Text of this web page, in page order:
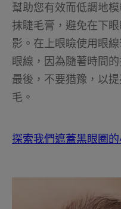
幫助您有效而低調地
抹睫毛膏，避免在下
影。在上眼瞼使用眼
眼線，因為隨著時間
最後，不要猶豫，以
毛。
探索我們遮蓋黑眼圈